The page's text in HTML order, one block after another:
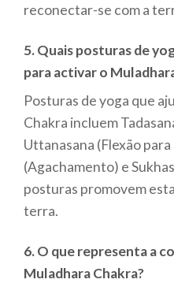
reconectar-se com a
5. Quais posturas de
para activar o
Posturas de yoga que
Chakra incluem
Uttanasana (Flexão
(Agachamento) e
posturas promovem
terra.
6. O que representa a
Muladhara Chakra?